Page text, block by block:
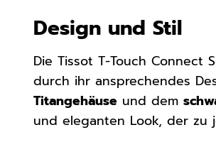
Design und Stil
Die Tissot T-Touch Connect
durch ihr ansprechendes
Titangehäuse und dem
und eleganten Look, der zu